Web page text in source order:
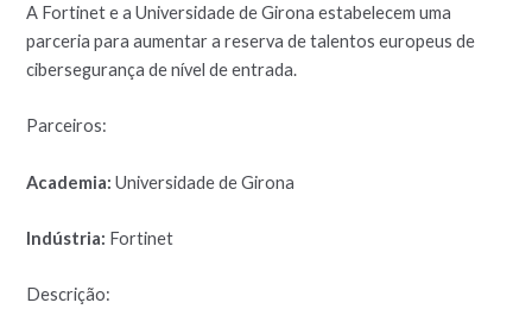
A Fortinet e a Universidade de Girona estabelecem uma
parceria para aumentar a reserva de talentos europeus de
cibersegurança de nível de entrada.
Parceiros:
Academia: Universidade de Girona
Indústria: Fortinet
Descrição: